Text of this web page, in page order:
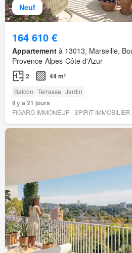
Neuf
164 610 €
Appartement à 13013, Marseille,
Provence-Alpes-Côte d'Azur
2 44 m²
Balcon Terrasse Jardin
Il y a 21 jours
FIGARO IMMONEUF - SPIRIT IMMOBILIER